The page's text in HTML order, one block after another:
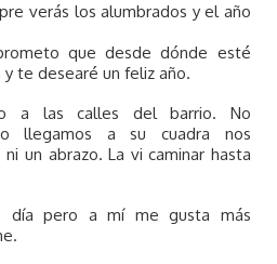
verás los alumbrados y el año
que desde dónde esté
te desearé un feliz año.
a las calles del barrio. No
llegamos a su cuadra nos
un abrazo. La vi caminar hasta
día pero a mí me gusta más